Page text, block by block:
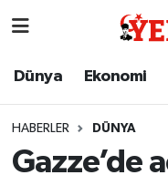
Dünya Ekonomi
HABERLER DÜNYA
Gazze’de
Dünya
Gündem
İzmir Nöbetçi
İzmir Namaz